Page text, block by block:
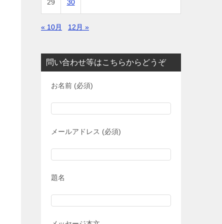
29 30
« 10月 12月 »
問い合わせ等はこちらからどうぞ
お名前 (必須)
メールアドレス (必須)
題名